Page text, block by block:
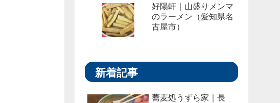
好陽軒｜山盛りメンマ
のラーメン（愛知県名
古屋市）
新着記事
蕎麦処うずら家｜長